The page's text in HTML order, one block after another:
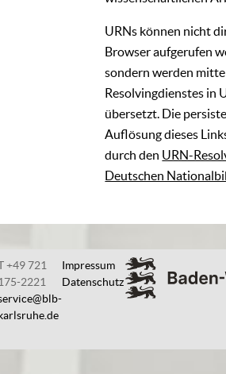
URNs können nicht
Browser aufgerufen
sondern werden
Resolvingdienstes in
übersetzt. Die
Auflösung dieses
durch den URN-
Deutschen
+49 721
2221
Impressum
Datenschutz